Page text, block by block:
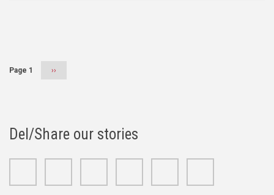
Page 1
Next
››
Del/Share our stories